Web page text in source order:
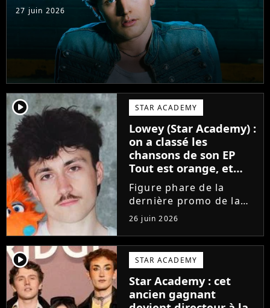
27 juin 2026
player2 STAR ACADEMY
Lowey (Star Academy) :
on a classé les
chansons de son EP
Tout est orange, et
voici la meilleure !
Figure phare de la
dernière promo de la
Star Academy, Léo se
lance enfin. Sous le nom
de scène Lowey, l'artiste
de 25 ans dévoile un
premier EP énergique et
très prometteur
nommé...
26 juin 2026
player2 STAR ACADEMY
Star Academy : cet
ancien gagnant